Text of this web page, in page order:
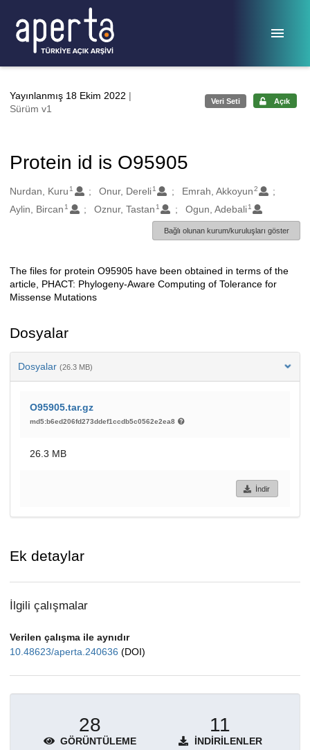
Yayınlanmış 18 Ekim 2022 |
Sürüm v1
Veri Seti Açık
Protein id is O95905
Oluşturanlar
Nurdan, Kuru 1 Onur, Dereli 1 Emrah, Akkoyun2
Aylin, Bircan 1 Oznur, Tastan 1 Ogun, Adebali 1
Bağlı olunan kurum/kuruluşları göster
Açıklama
The files for protein O95905 have been obtained in terms of the
article, PHACT: Phylogeny-Aware Computing of Tolerance for
Missense Mutations
Dosyalar
Dosyalar (26.3 MB)
O95905.tar.gz
md5:b6ed206fd273ddef1ccdb5c0562e2ea8
26.3 MB
İndir
Ek detaylar
İlgili çalışmalar
Verilen çalışma ile aynıdır
10.48623/aperta.240636 (DOI)
28
GÖRÜNTÜLEME
11
İNDIRILENLER